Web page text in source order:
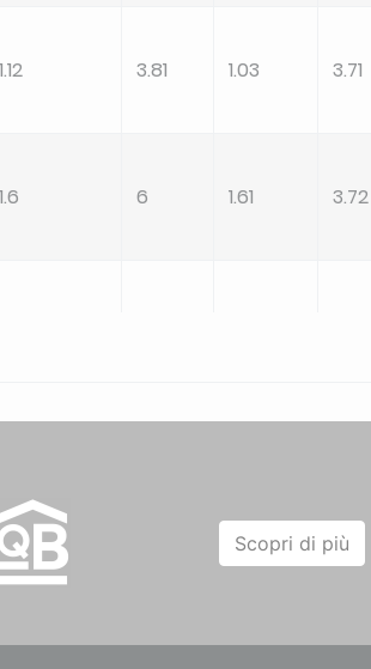
1.12 3.81 1.03 3.71
1.6 6 1.61 3.72
0.87
Scopri di più